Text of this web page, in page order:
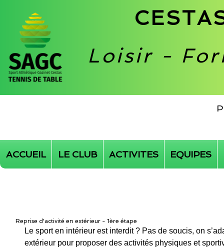
Loisir -
ACCUEIL LE CLUB ACTIVITES EQUIPES
Reprise d'activité en extérieur - 1ère étape
Le sport en intérieur est interdit ? Pas de soucis, on
extérieur pour proposer des activités physiques et